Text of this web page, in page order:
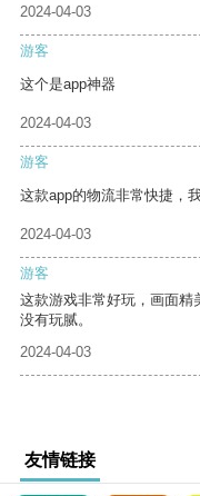
2024-04-03
游客
这个是app神器
2024-04-03
游客
这款app的物流非常快捷，
2024-04-03
游客
这款游戏非常好玩，画面精
没有玩腻。
2024-04-03
友情链接